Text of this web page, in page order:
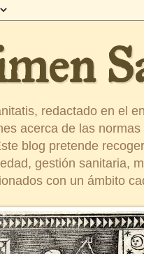
redactado en el
acerca de las
blog pretende
gestión sanitaria,
con un ámbito